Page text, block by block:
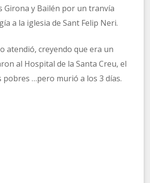
Girona y Bailén por un tranvía
a la iglesia de Sant Felip Neri.
atendió, creyendo que era un
al Hospital de la Santa Creu, el
pobres …pero murió a los 3 días.